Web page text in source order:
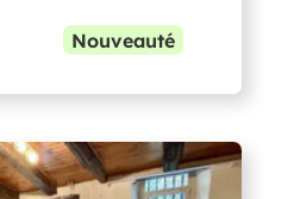
Nouveauté